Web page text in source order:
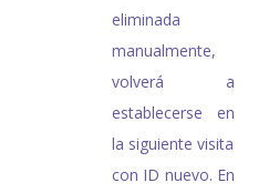
eliminada
manualmente,
volverá a
establecerse en
la siguiente visita
con ID nuevo. En